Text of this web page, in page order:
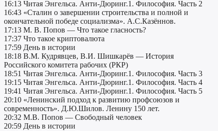
16:13 Читая Энгельса. Анти-Дюринг.1. Философия. Часть 2
16:43 «Сталин о завершении строительства и полной и
окончательной победе социализма». А.С.Казённов.
17:13 М. В. Попов — Что такое гласность?
17:37 Что такое криптовалюта
17:59 День в истории
18:18 В.М. Кудрявцев, В.И. Шишкарёв — История
Российского комитета рабочих (РКР)
18:51 Читая Энгельса. Анти-Дюринг.1. Философия. Часть 3
19:15 Читая Энгельса. Анти-Дюринг.1. Философия. Часть 4
19:41 Читая Энгельса. Анти-Дюринг.1. Философия. Часть 5
20:10 «Ленинский подход к развитию профсоюзов и
современность». Д.Ю.Шилов. Ленину 150 лет.
20:32 М.В. Попов — Свободный человек
20:59 День в истории